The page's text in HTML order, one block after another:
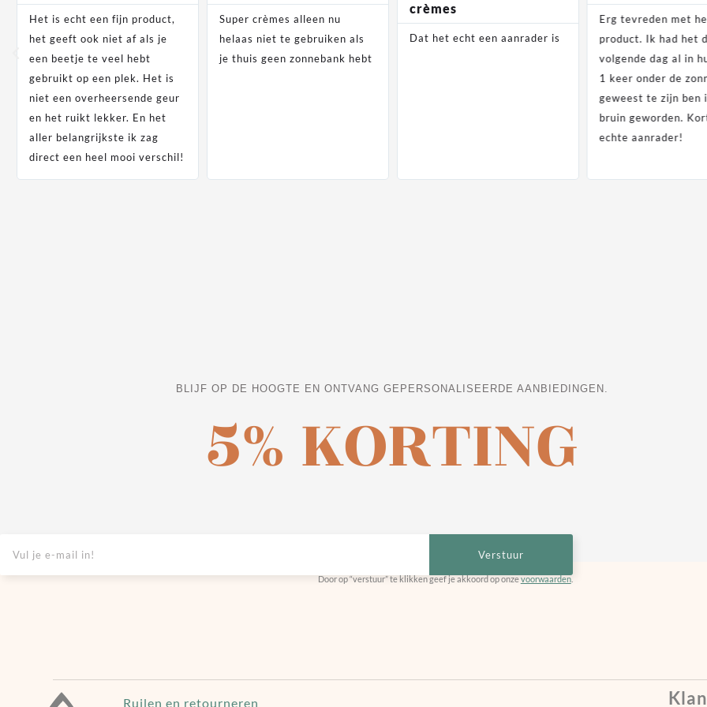
Het is echt een fijn product,
het geeft ook niet af als je
een beetje te veel hebt
gebruikt op een plek. Het is
niet een overheersende geur
en het ruikt lekker. En het
aller belangrijkste ik zag
direct een heel mooi verschil!
Super crèmes alleen nu
helaas niet te gebruiken als
je thuis geen zonnebank hebt
crèmes
Dat het echt een aanrader is
Erg tevreden met
product. Ik had het
volgende dag al in
1 keer onder de
geweest te zijn ben
bruin geworden.
echte aanrader!
BLIJF OP DE HOOGTE EN ONTVANG GEPERSONALISEERDE AANBIEDINGEN.
5% KORTING
Verstuur
Door op “verstuur” te klikken geef je akkoord op onzevoorwaarden.
Ruilen en retourneren